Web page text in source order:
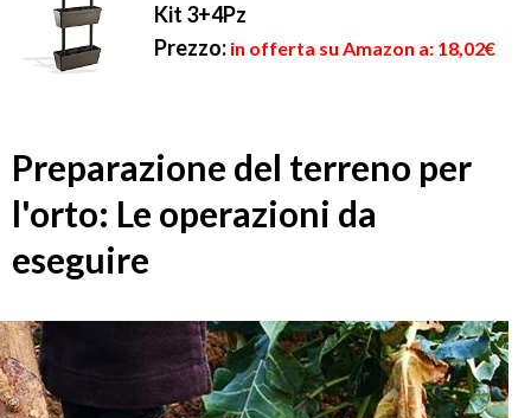
Kit 3+4Pz
Prezzo: in offerta su Amazon a: 18,02€
Preparazione del terreno per
l'orto: Le operazioni da
eseguire